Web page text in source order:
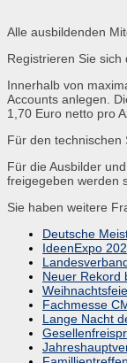
Alle ausbildenden
Registrieren Sie
Innerhalb von
Accounts anlegen.
1,70 Euro netto pro
Für den technischen
Für die Ausbilder
freigegeben werden
Sie haben weitere
Deutsche
IdeenExpo
Neuer Rekord
Fachmesse
Lange Nacht